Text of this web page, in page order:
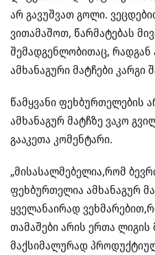
არ გავუშვათ გოლი.
ვითამაშოთ, წარმატებას
შემადგენლობითაც, რადგან
ამხანაგური მატჩები კარგი
წამყვანი ფეხბურთელების
ამხანაგურ მატჩზე ვაკო
გააკეთა კომენტარი.
„მისასალმებელია,რომ
ფეხბურთელია ამხანაგურ
ყველანაირად
თამაშები არის ერთა
მაქსიმალურად